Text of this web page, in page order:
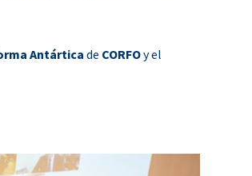
Antártica de CORFOy el